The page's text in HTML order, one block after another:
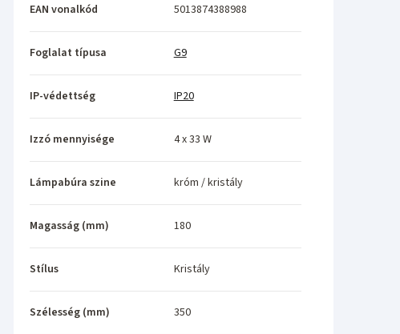
EAN vonalkód 5013874388988
Foglalat típusa G9
IP-védettség IP20
Izzó mennyisége 4 x 33 W
Lámpabúra szine króm / kristály
Magasság (mm) 180
Stílus Kristály
Szélesség (mm) 350